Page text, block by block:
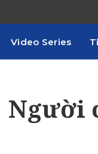
Video Series
Người